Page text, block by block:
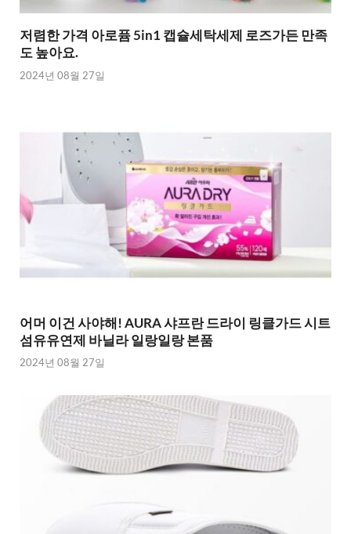
저렴한 가격 아로퓸 5in1 캡슐세탁세제 로즈가든 만족
도 높아요.
2024년 08월 27일
어머 이건 사야해! AURA 샤프란 드라이 링클가드 시트
섬유유연제 바닐라 일랑일랑 본품
2024년 08월 27일